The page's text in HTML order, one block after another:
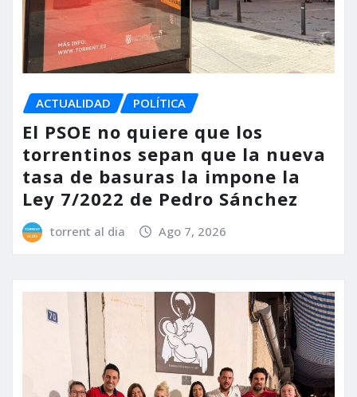
ACTUALIDAD POLÍTICA
El PSOE no quiere que los
torrentinos sepan que la nueva
tasa de basuras la impone la
Ley 7/2022 de Pedro Sánchez
torrent al dia Ago 7, 2026